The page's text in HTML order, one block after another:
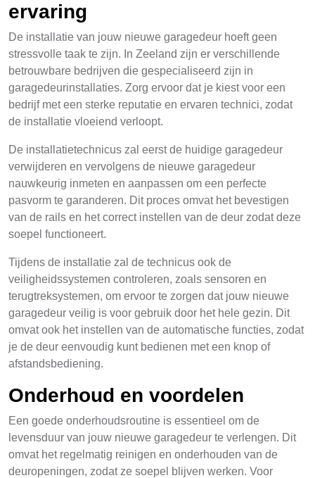
ervaring
De installatie van jouw nieuwe garagedeur hoeft geen
stressvolle taak te zijn. In Zeeland zijn er verschillende
betrouwbare bedrijven die gespecialiseerd zijn in
garagedeurinstallaties. Zorg ervoor dat je kiest voor een
bedrijf met een sterke reputatie en ervaren technici, zodat
de installatie vloeiend verloopt.
De installatietechnicus zal eerst de huidige garagedeur
verwijderen en vervolgens de nieuwe garagedeur
nauwkeurig inmeten en aanpassen om een perfecte
pasvorm te garanderen. Dit proces omvat het bevestigen
van de rails en het correct instellen van de deur zodat deze
soepel functioneert.
Tijdens de installatie zal de technicus ook de
veiligheidssystemen controleren, zoals sensoren en
terugtreksystemen, om ervoor te zorgen dat jouw nieuwe
garagedeur veilig is voor gebruik door het hele gezin. Dit
omvat ook het instellen van de automatische functies, zodat
je de deur eenvoudig kunt bedienen met een knop of
afstandsbediening.
Onderhoud en voordelen
Een goede onderhoudsroutine is essentieel om de
levensduur van jouw nieuwe garagedeur te verlengen. Dit
omvat het regelmatig reinigen en onderhouden van de
deuropeningen, zodat ze soepel blijven werken. Voor